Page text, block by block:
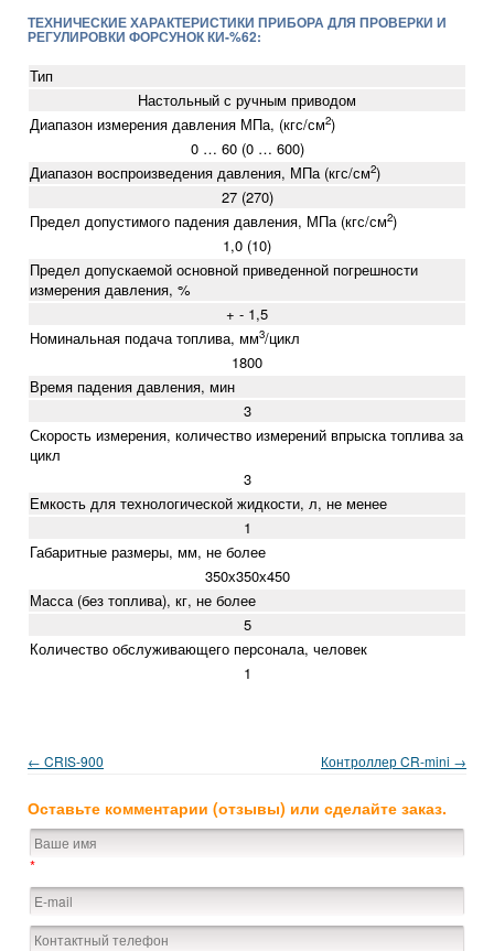
ТЕХНИЧЕСКИЕ ХАРАКТЕРИСТИКИ ПРИБОРА ДЛЯ ПРОВЕРКИ И
РЕГУЛИРОВКИ ФОРСУНОК КИ-%62:
Тип
Настольный с ручным приводом
Диапазон измерения давления МПа, (кгс/см2)
0 … 60 (0 … 600)
Диапазон воспроизведения давления, МПа (кгс/см2)
27 (270)
Предел допустимого падения давления, МПа (кгс/см2)
1,0 (10)
Предел допускаемой основной приведенной погрешности
измерения давления, %
+ - 1,5
Номинальная подача топлива, мм3/цикл
1800
Время падения давления, мин
3
Скорость измерения, количество измерений впрыска топлива за
цикл
3
Емкость для технологической жидкости, л, не менее
1
Габаритные размеры, мм, не более
350х350х450
Масса (без топлива), кг, не более
5
Количество обслуживающего персонала, человек
1
← CRIS-900 Контроллер CR-mini →
Оставьте комментарии (отзывы) или сделайте заказ.
*